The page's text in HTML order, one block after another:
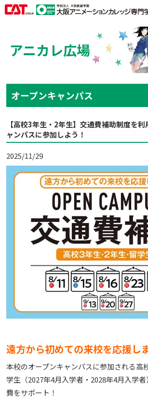
アニカレ広場
オープンキャンパス
【高校3年生・2年生】交通費補助制度を
ャンパスに参加しよう！
2025/11/29
遠方から初めての来校を応援し
本校のオープンキャンパスに参加される高
学生（2027年4月入学者・2028年4月入学
費をサポート！